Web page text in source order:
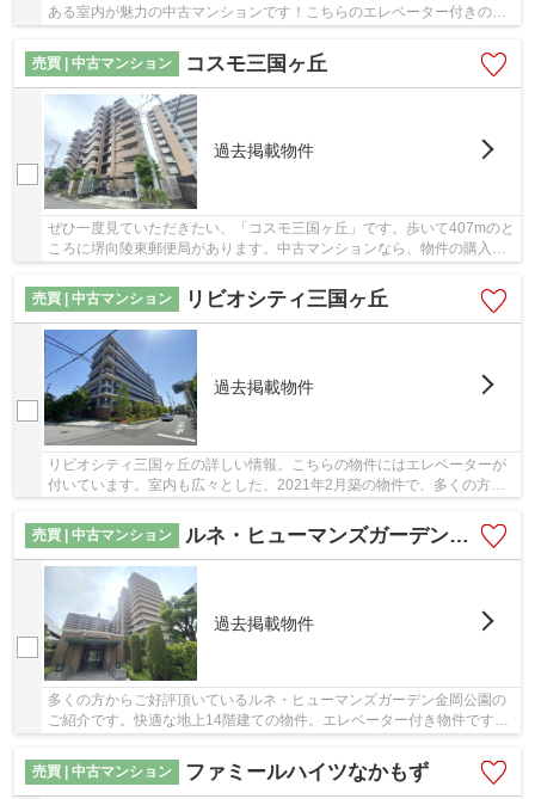
ある室内が魅力の中古マンションです！こちらのエレベーター付きの物
件はいかがでしょうか！地上13階建ての物件で...
売買 | 中古マンション
コスモ三国ヶ丘
過去掲載物件
ぜひ一度見ていただきたい、「コスモ三国ヶ丘」です。歩いて407mのと
ころに堺向陵東郵便局があります。中古マンションなら、物件の購入も
スムーズです。物件から徒歩4分の場所に駅があ...
売買 | 中古マンション
リビオシティ三国ヶ丘
過去掲載物件
リビオシティ三国ヶ丘の詳しい情報。こちらの物件にはエレベーターが
付いています。室内も広々とした、2021年2月築の物件で、多くの方に
売買 | 中古マンション
ルネ・ヒューマンズガーデン金岡公園
過去掲載物件
多くの方からご好評頂いているルネ・ヒューマンズガーデン金岡公園の
ご紹介です。快適な地上14階建ての物件。エレベーター付き物件です。
売買 | 中古マンション
ファミールハイツなかもず